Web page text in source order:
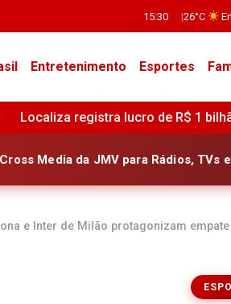
15:30 26°C
Entretenimento Esportes
bilhão no segundo trimestre de
Media da JMV para Rádios, TVs
e Inter de Milão protagonizam